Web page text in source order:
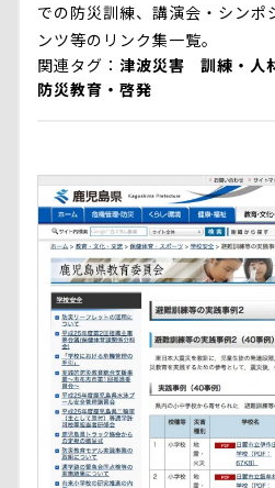
での防災訓練、講演会・シンポ
ンツ等のリンク集一覧。
関連タグ
津波災害
訓練・人
防災教育・啓発